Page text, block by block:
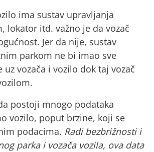
ima sustav upravljanja
lokator itd. važno je da vozač
. Jer da nije, sustav
parkom ne bi imao sve
uz vozača i vozilo dok taj vozač
postoji mnogo podataka
vozilo, poput brzine, koji se
podacima. Radi bezbrižnosti i
parka i vozača vozila, ova data